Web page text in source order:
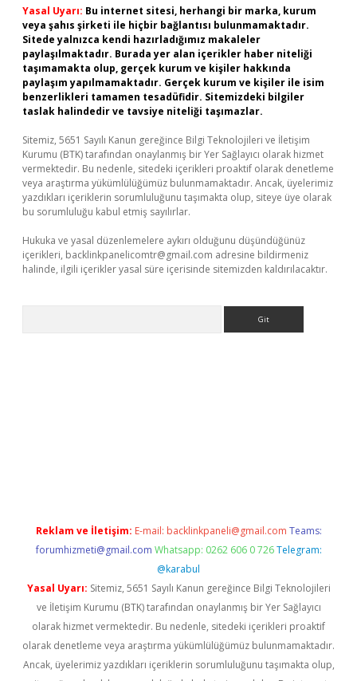
Yasal Uyarı: Bu internet sitesi, herhangi bir marka, kurum
veya şahıs şirketi ile hiçbir bağlantısı bulunmamaktadır.
Sitede yalnızca kendi hazırladığımız makaleler
paylaşılmaktadır. Burada yer alan içerikler haber niteliği
taşımamakta olup, gerçek kurum ve kişiler hakkında
paylaşım yapılmamaktadır. Gerçek kurum ve kişiler ile isim
benzerlikleri tamamen tesadüfidir. Sitemizdeki bilgiler
taslak halindedir ve tavsiye niteliği taşımazlar.
Sitemiz, 5651 Sayılı Kanun gereğince Bilgi Teknolojileri ve İletişim
Kurumu (BTK) tarafından onaylanmış bir Yer Sağlayıcı olarak hizmet
vermektedir. Bu nedenle, sitedeki içerikleri proaktif olarak denetleme
veya araştırma yükümlülüğümüz bulunmamaktadır. Ancak, üyelerimiz
yazdıkları içeriklerin sorumluluğunu taşımakta olup, siteye üye olarak
bu sorumluluğu kabul etmiş sayılırlar.
Hukuka ve yasal düzenlemelere aykırı olduğunu düşündüğünüz
içerikleri, backlinkpanelicomtr@gmail.com adresine bildirmeniz
halinde, ilgili içerikler yasal süre içerisinde sitemizden kaldırılacaktır.
Reklam ve İletişim: E-mail: backlinkpaneli@gmail.com Teams:
forumhizmeti@gmail.com Whatsapp: 0262 606 0 726 Telegram:
@karabul
Yasal Uyarı: Sitemiz, 5651 Sayılı Kanun gereğince Bilgi Teknolojileri
ve İletişim Kurumu (BTK) tarafından onaylanmış bir Yer Sağlayıcı
olarak hizmet vermektedir. Bu nedenle, sitedeki içerikleri proaktif
olarak denetleme veya araştırma yükümlülüğümüz bulunmamaktadır.
Ancak, üyelerimiz yazdıkları içeriklerin sorumluluğunu taşımakta olup,